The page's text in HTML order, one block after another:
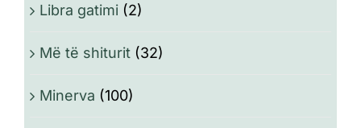
Libra gatimi (2)
Më të shiturit (32)
Minerva (100)